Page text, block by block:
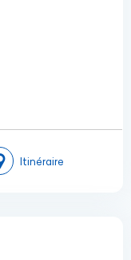
Itinéraire